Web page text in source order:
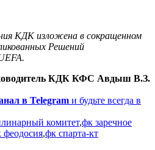
КДК изложена в сокращенном
Решений
КДК КФС Авдыш В.З.
в Telegram и будьте всегда в
комитет,фк заречное
феодосия,фк спарта-кт